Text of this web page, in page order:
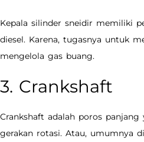
Kepala silinder sneidir memiliki
diesel. Karena, tugasnya untuk
mengelola gas buang.
3. Crankshaft
Crankshaft adalah poros
gerakan rotasi. Atau, umumnya